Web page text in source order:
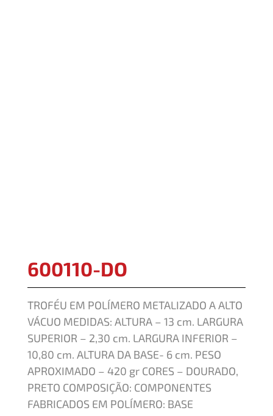
600110-DO
TROFÉU EM POLÍMERO METALIZADO A ALTO
VÁCUO MEDIDAS: ALTURA – 13 cm. LARGURA
SUPERIOR – 2,30 cm. LARGURA INFERIOR –
10,80 cm. ALTURA DA BASE- 6 cm. PESO
APROXIMADO – 420 gr CORES – DOURADO,
PRETO COMPOSIÇÃO: COMPONENTES
FABRICADOS EM POLÍMERO: BASE